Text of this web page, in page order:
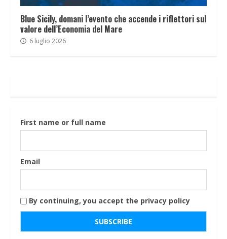
Blue Sicily, domani l’evento che accende i riflettori sul
valore dell’Economia del Mare
6 luglio 2026
First name or full name
Email
By continuing, you accept the privacy policy